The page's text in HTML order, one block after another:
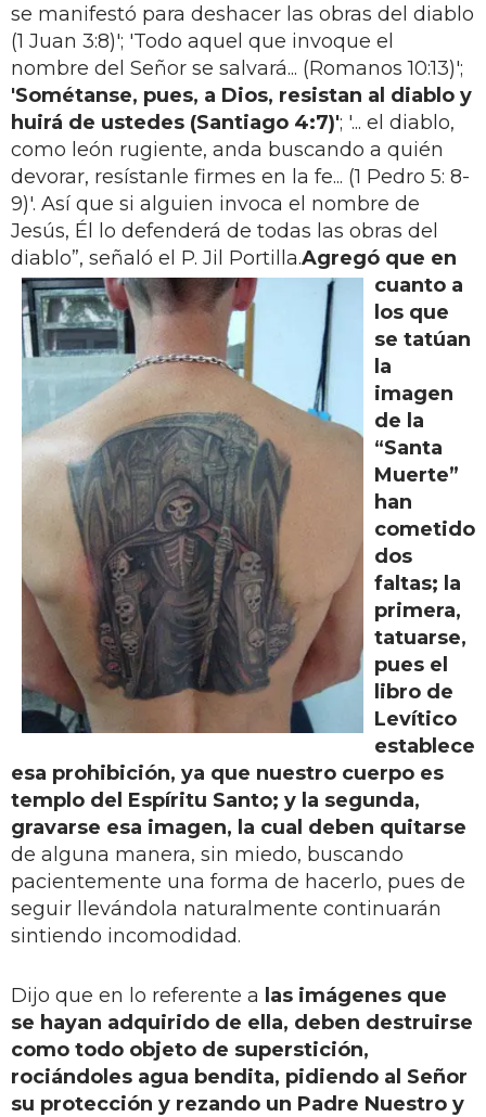
se manifestó para deshacer las obras del diablo
(1 Juan 3:8)'; 'Todo aquel que invoque el
nombre del Señor se salvará... (Romanos 10:13)';
'Sométanse, pues, a Dios, resistan al diablo y
huirá de ustedes (Santiago 4:7)'; '... el diablo,
como león rugiente, anda buscando a quién
devorar, resístanle firmes en la fe... (1 Pedro 5: 8-
9)'. Así que si alguien invoca el nombre de
Jesús, Él lo defenderá de todas las obras del
diablo”, señaló el P. Jil Portilla.Agregó que en
cuanto a
los que
se tatúan
la
imagen
de la
“Santa
Muerte”
han
cometido
dos
faltas; la
primera,
tatuarse,
pues el
libro de
Levítico
establece
esa prohibición, ya que nuestro cuerpo es
templo del Espíritu Santo; y la segunda,
gravarse esa imagen, la cual deben quitarse
de alguna manera, sin miedo, buscando
pacientemente una forma de hacerlo, pues de
seguir llevándola naturalmente continuarán
sintiendo incomodidad.
Dijo que en lo referente a las imágenes que
se hayan adquirido de ella, deben destruirse
como todo objeto de superstición,
rociándoles agua bendita, pidiendo al Señor
su protección y rezando un Padre Nuestro y